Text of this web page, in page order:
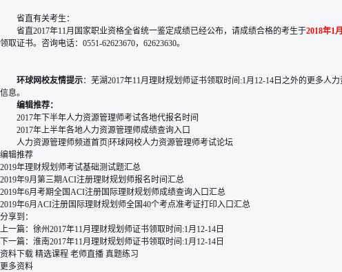
省直有关考生：
省直2017年11月国家职业资格全省统一鉴定成绩已经公布，请成绩合格的考生于2018年1
领取证书。咨询电话：0551-62623670，62623630。
环球网校友情提示： 芜湖2017年11月理财规划师证书领取时间:1月12-14日 之外的更多人
信息。
编辑推荐：
2017年下半年人力资源管理师考试各地代报名时间
2017年上半年各地人力资源管理师成绩查询入口
人力资源管理师频道首页|环球网校人力资源管理师考试论坛
编辑推荐
2019年理财规划师考试基础测试题汇总
2019年9月第三期ACI注册理财规划师报名时间汇总
2019年6月考期全国ACI注册国际理财规划师成绩查询入口汇总
2019年6月ACI注册国际理财规划师全国40个考点准考证打印入口汇总
分享到：
上一篇： 徐州2017年11月理财规划师证书领取时间:1月12-14日
下一篇： 淮南2017年11月理财规划师证书领取时间:1月12-14日
资料下载 精选课程 老师直播 真题练习
更多资料